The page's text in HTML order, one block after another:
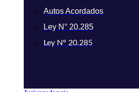
Autos Acordados
Ley N° 20.285
Ley N° 20.285